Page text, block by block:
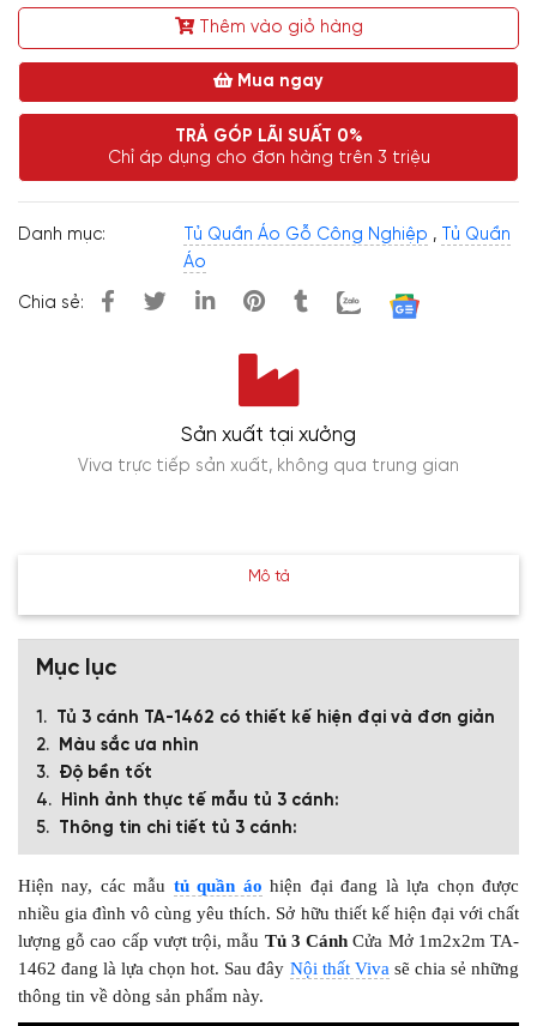
Thêm vào giỏ hàng
Mua ngay
TRẢ GÓP LÃI SUẤT 0%
Chỉ áp dụng cho đơn hàng trên 3 triệu
Danh mục: Tủ Quần Áo Gỗ Công Nghiệp ,
Tủ Quần
Áo
Chia sẻ:
Sản xuất tại xưởng
Viva trực tiếp sản xuất, không qua trung gian
Mô tả
Mục lục
Tủ 3 cánh TA-1462 có thiết kế hiện đại và đơn giản
Màu sắc ưa nhìn
Độ bền tốt
Hình ảnh thực tế mẫu tủ 3 cánh:
Thông tin chi tiết tủ 3 cánh:
Hiện nay, các mẫu tủ quần áo hiện đại đang là lựa chọn được
nhiều gia đình vô cùng yêu thích. Sở hữu thiết kế hiện đại với chất
lượng gỗ cao cấp vượt trội, mẫu Tủ 3 Cánh Cửa Mở 1m2x2m TA-
1462 đang là lựa chọn hot. Sau đây Nội thất Viva sẽ chia sẻ những
thông tin về dòng sản phẩm này.